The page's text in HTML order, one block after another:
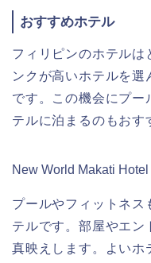
おすすめホテル
フィリピンのホテルは
ンクが高いホテルを選
です。この機会にプー
テルに泊まるのもおす
New World Makati Hotel
プールやフィットネス
テルです。部屋やエン
真映えします。よいホ